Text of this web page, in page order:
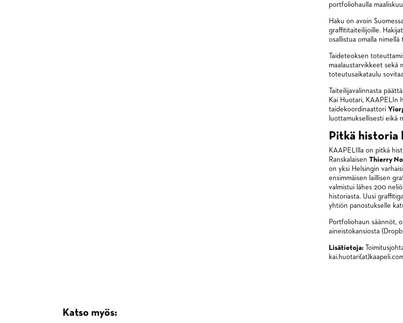
portfoliohaulla
Haku on avoin
graffititaiteilijoille.
osallistua omalla nimellä
Taideteoksen
maalaustarvikkeet sekä
toteutusaikataulu
Taiteilijavalinnasta
Kai Huotari, KAAPELIn
taidekoordinaattori
luottamuksellisesti eikä
Pitkä historia
KAAPELIlla on pitkä
RanskalaisenThierry
on yksi Helsingin
ensimmäisen laillisen
valmistui lähes 200
historiasta. Uusi
yhtiön panostukselle
Portfoliohaun säännöt,
aineistokansiosta
Lisätietoja:
Katso myös: